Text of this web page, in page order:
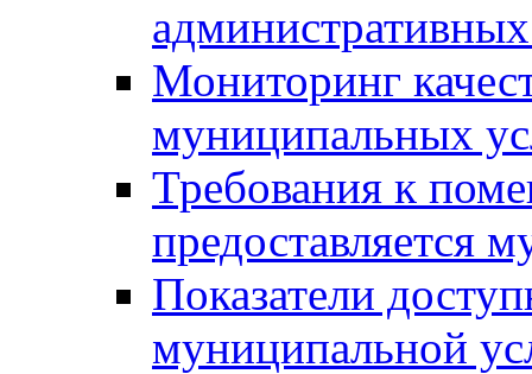
Мониторинг
муниципальных
Требования к
предоставляется
Показатели
муниципальной